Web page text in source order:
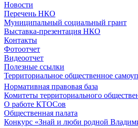
Новости
Перечень НКО
Муниципальный социальный грант
Выставка-презентация НКО
Контакты
Фотоотчет
Видеоотчет
Полезные ссылки
Территориальное общественное
Нормативная правовая база
Комитеты территориального
О работе КТОСов
Общественная палата
Конкурс «Знай и люби родной